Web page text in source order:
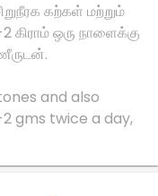
கற்கள் மற்றும்
கிராம் ஒரு நாளைக்கு
and also
2 gms twice a day,